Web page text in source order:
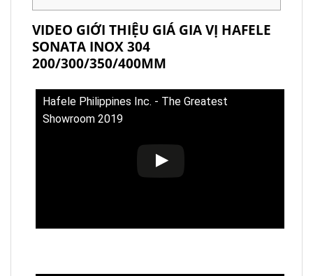
VIDEO GIỚI THIỆU GIÁ GIA VỊ HAFELE
SONATA INOX 304
200/300/350/400MM
Hafele Philippines Inc. - The Greatest
Showroom 2019